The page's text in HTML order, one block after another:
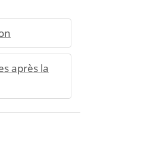
après la